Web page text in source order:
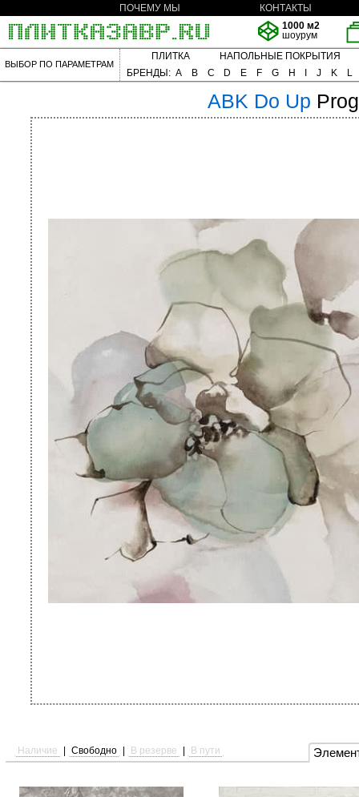
ПОЧЕМУ МЫ
КОНТАКТЫ
1000 м2
шоурум
ВЫБОР ПО ПАРАМЕТРАМ
ПЛИТКА
НАПОЛЬНЫЕ ПОКРЫТИЯ
БРЕНДЫ: A B C D E F G H J K L
ABK Do Up
Наличие Свободно В резерве В пути